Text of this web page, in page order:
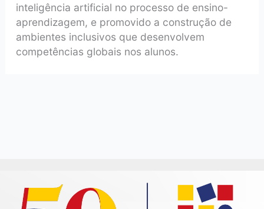
inteligência artificial no processo de ensino-
aprendizagem, e promovido a construção de
ambientes inclusivos que desenvolvem
competências globais nos alunos.